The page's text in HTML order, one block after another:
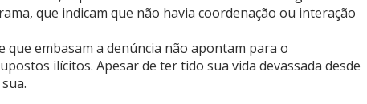
que indicam que não havia coordenação ou interação
embasam a denúncia não apontam para o
ilícitos. Apesar de ter tido sua vida devassada desde